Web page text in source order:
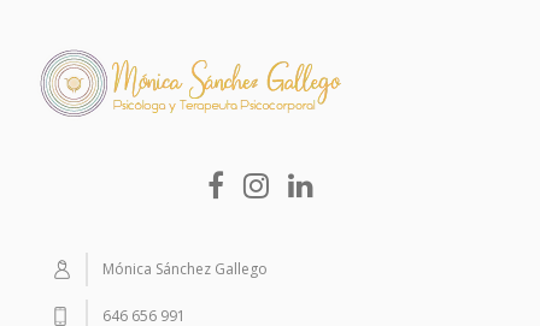
Mónica Sánchez Gallego
646 656 991